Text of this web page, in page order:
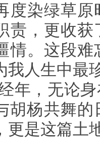
度染绿草
责，更收
情。这段
我人生中最
年，无论
胡杨共舞的
更是这篇土